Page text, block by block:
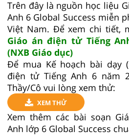
Trên đây là nguồn học liệu
Anh 6 Global Success miễn
Việt Nam. Để xem chi tiết,
Giáo án điện tử Tiếng
(NXB Giáo dục)
Để mua Kế hoạch bài dạy
điện tử Tiếng Anh 6 năm
Thầy/Cô vui lòng xem thử:
XEM THỬ
Xem thêm các bài soạn
Anh lớp 6 Global Success